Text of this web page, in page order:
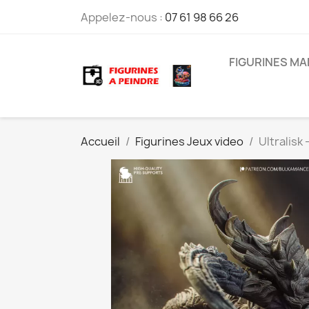
Appelez-nous : 07 61 98 66 26
FIGURINES
Accueil Figurines Jeux video Ultralisk